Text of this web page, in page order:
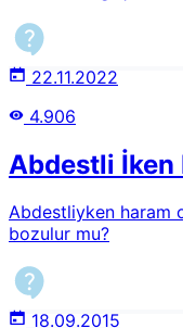
22.11.2022
4.906
Abdestli İken
Abdestliyken haram
bozulur mu?
18.09.2015